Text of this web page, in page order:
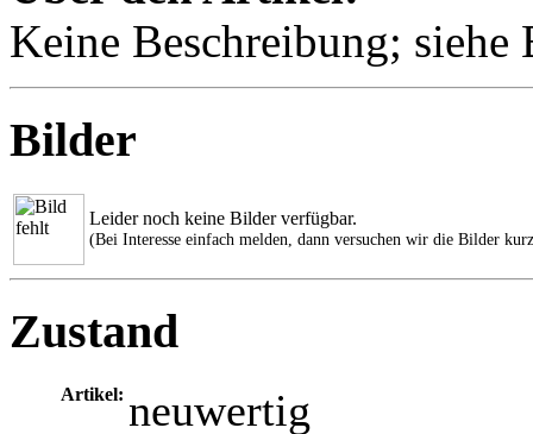
Keine Beschreibung; siehe
Bilder
Leider noch keine Bilder verfügbar.
(Bei Interesse einfach melden, dann versuchen wir die Bilder
Zustand
Artikel: neuwertig